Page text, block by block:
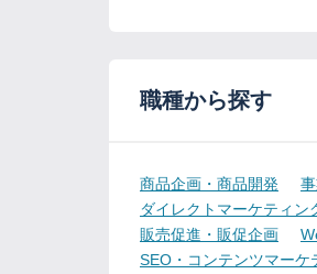
職種から探す
商品企画・商品開発
ダイレクトマーケティン
販売促進・販促企画
SEO・コンテンツマーケ